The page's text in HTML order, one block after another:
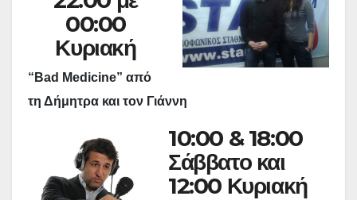
00:00
Κυριακή
“Bad Medicine” από
τη Δήμητρα και τον Γιάννη
10:00 & 18:00
Σάββατο και
12:00 Κυριακή